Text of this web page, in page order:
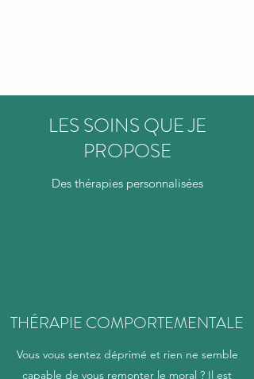
LES SOINS QUE JE
PROPOSE
Des thérapies personnalisées
THÉRAPIE COMPORTEMENTALE
Vous vous sentez déprimé et rien ne semble
capable de vous remonter le moral ? Il est